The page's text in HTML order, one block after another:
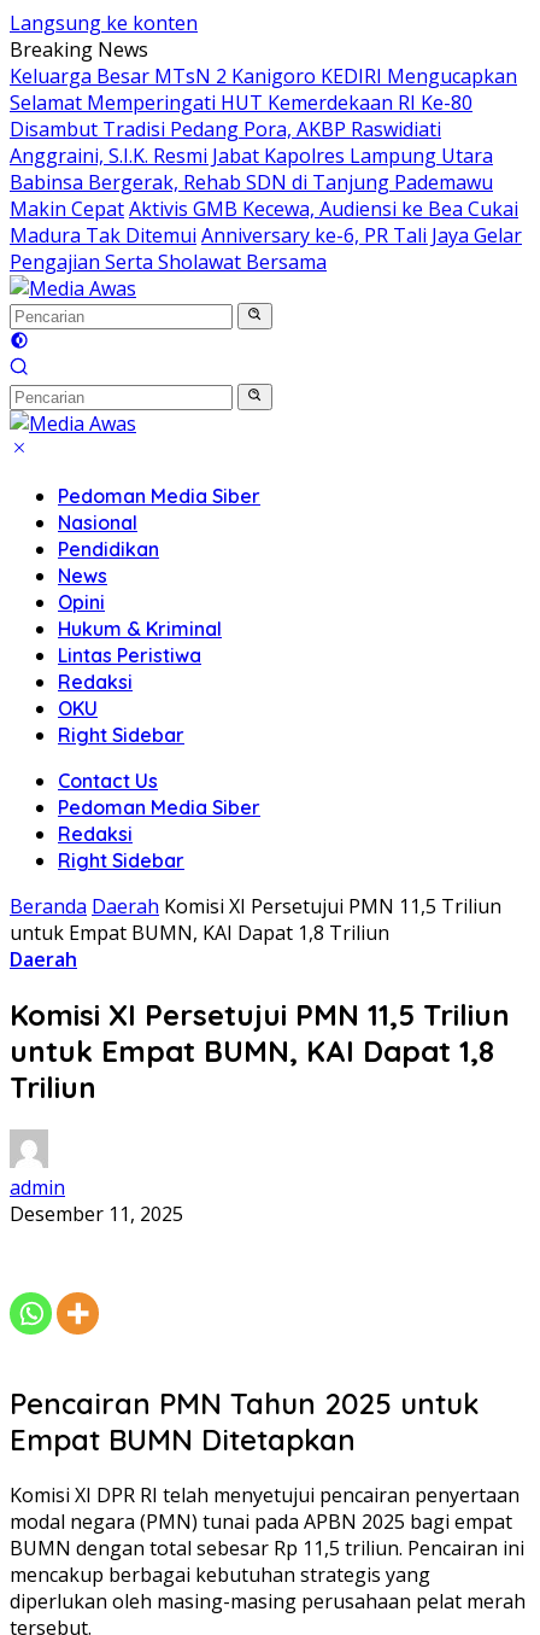
Langsung ke konten
Breaking News
Keluarga Besar MTsN 2 Kanigoro KEDIRI Mengucapkan
Selamat Memperingati HUT Kemerdekaan RI Ke-80
Disambut Tradisi Pedang Pora, AKBP Raswidiati
Anggraini, S.I.K. Resmi Jabat Kapolres Lampung Utara
Babinsa Bergerak, Rehab SDN di Tanjung Pademawu
Makin CepatAktivis GMB Kecewa, Audiensi ke Bea Cukai
Madura Tak Ditemui Anniversary ke-6, PR Tali Jaya Gelar
Pengajian Serta Sholawat Bersama
Pedoman Media Siber
Nasional
Pendidikan
News
Opini
Hukum & Kriminal
Lintas Peristiwa
Redaksi
OKU
Right Sidebar
Contact Us
Pedoman Media Siber
Redaksi
Right Sidebar
Beranda Daerah Komisi XI Persetujui PMN 11,5 Triliun
untuk Empat BUMN, KAI Dapat 1,8 Triliun
Daerah
Komisi XI Persetujui PMN 11,5 Triliun
untuk Empat BUMN, KAI Dapat 1,8
Triliun
admin
Desember 11, 2025
Pencairan PMN Tahun 2025 untuk
Empat BUMN Ditetapkan
Komisi XI DPR RI telah menyetujui pencairan penyertaan
modal negara (PMN) tunai pada APBN 2025 bagi empat
BUMN dengan total sebesar Rp 11,5 triliun. Pencairan ini
mencakup berbagai kebutuhan strategis yang
diperlukan oleh masing-masing perusahaan pelat merah
tersebut.